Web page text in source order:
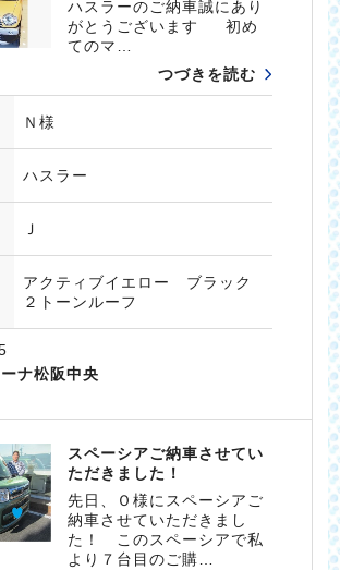
ハスラーのご納車誠にあり
がとうございます 初め
てのマ…
つづきを読む
Ｎ様
ハスラー
Ｊ
アクティブイエロー ブラック
２トーンルーフ
ナ松阪中央
スペーシアご納車させてい
ただきました！
先日、Ｏ様にスペーシアご
納車させていただきまし
た！ このスペーシアで私
より７台目のご購…